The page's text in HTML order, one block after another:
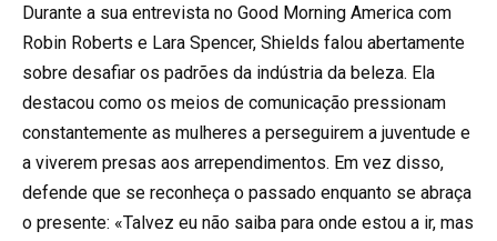
Durante a sua entrevista no Good Morning America com
Robin Roberts e Lara Spencer, Shields falou abertamente
sobre desafiar os padrões da indústria da beleza. Ela
destacou como os meios de comunicação pressionam
constantemente as mulheres a perseguirem a juventude e
a viverem presas aos arrependimentos. Em vez disso,
defende que se reconheça o passado enquanto se abraça
o presente: «Talvez eu não saiba para onde estou a ir, mas